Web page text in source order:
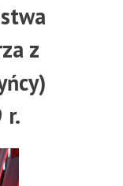
z
r.